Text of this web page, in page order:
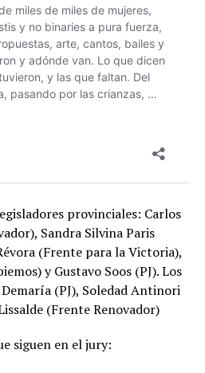
provinciales: Carlos
Sandra Silvina Paris
(Frente para la Victoria),
y Gustavo Soos (PJ). Los
(PJ), Soledad Antinori
(Frente Renovador)
siguen en el jury: